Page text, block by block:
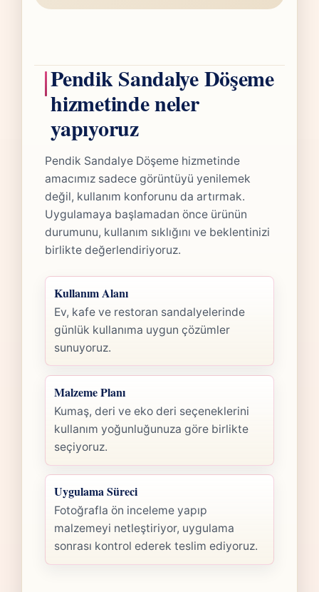
Pendik Sandalye Döşeme
hizmetinde neler
yapıyoruz
Pendik Sandalye Döşeme hizmetinde
amacımız sadece görüntüyü yenilemek
değil, kullanım konforunu da artırmak.
Uygulamaya başlamadan önce ürünün
durumunu, kullanım sıklığını ve beklentinizi
birlikte değerlendiriyoruz.
Kullanım Alanı
Ev, kafe ve restoran sandalyelerinde
günlük kullanıma uygun çözümler
sunuyoruz.
Malzeme Planı
Kumaş, deri ve eko deri seçeneklerini
kullanım yoğunluğunuza göre birlikte
seçiyoruz.
Uygulama Süreci
Fotoğrafla ön inceleme yapıp
malzemeyi netleştiriyor, uygulama
sonrası kontrol ederek teslim ediyoruz.